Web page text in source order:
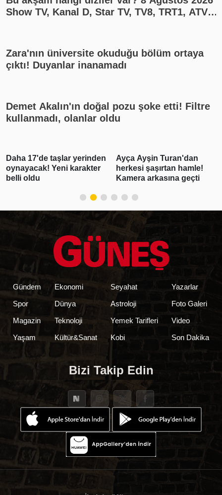
Show TV, Kanal D, Star TV, TV8, TRT1, ATV
Zara'nın üniversite okuduğu bölüm ortaya
çıktı! Duyanlar inanamadı
Demet Akalın'ın doğal pozu şoke etti! Filtre
kullanmadı, olanlar oldu
Ayça Ayşin Turan'dan
herkesi şaşırtan hamle!
Kamera arkasına geçti
Poyraz Karayel'in
Meltem'iydi… Hare Sürel
evlendi!
Gündem
Spor
Magazin
Yaşam
Ekonomi
Dünya
Teknoloji
Kültür&Sanat
Seyahat
Astroloji
Yemek Tarifleri
Kobi
Yazarlar
Foto Galeri
Video
Son Dakika
Bizi Takip Edin